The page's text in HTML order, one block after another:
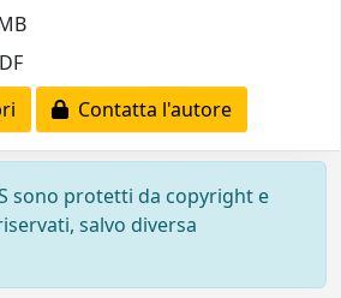
Contatta l'autore
sono protetti da copyright e
salvo diversa